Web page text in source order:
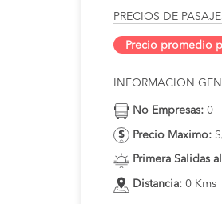
PRECIOS DE
Precio promedio
INFORMACION
No Empresas: 0
Precio Maximo:
Primera Salidas
Distancia: 0 Kms